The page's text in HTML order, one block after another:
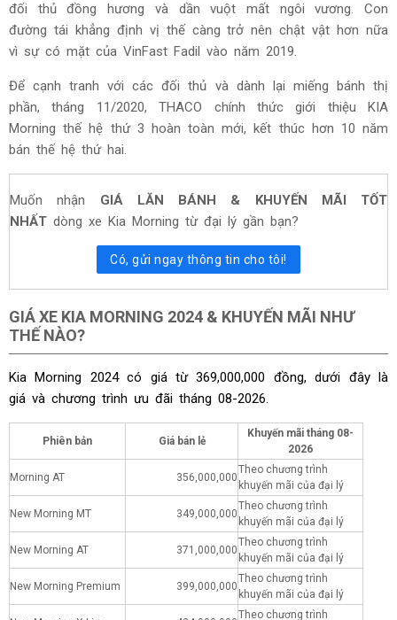
đối thủ đồng hương và dần vuột mất ngôi vương. Con
đường tái khẳng định vị thế càng trở nên chật vật hơn nữa
vì sự có mặt của VinFast Fadil vào năm 2019.
Để cạnh tranh với các đối thủ và dành lại miếng bánh thị
phần, tháng 11/2020, THACO chính thức giới thiệu KIA
Morning thế hệ thứ 3 hoàn toàn mới, kết thúc hơn 10 năm
bán thế hệ thứ hai.
Muốn nhận GIÁ LĂN BÁNH & KHUYẾN MÃI TỐT
NHẤT dòng xe Kia Morning từ đại lý gần bạn?
Có, gửi ngay thông tin cho tôi!
GIÁ XE KIA MORNING 2024 & KHUYẾN MÃI NHƯ
THẾ NÀO?
Kia Morning 2024 có giá từ 369,000,000 đồng, dưới đây là
giá và chương trình ưu đãi tháng 08-2026.
Phiên bản Giá bán lẻ
Khuyến mãi tháng 08-
2026
Morning AT 356,000,000
Theo chương trình
khuyến mãi của đại lý
New Morning MT 349,000,000
Theo chương trình
khuyến mãi của đại lý
New Morning AT 371,000,000
Theo chương trình
khuyến mãi của đại lý
New Morning Premium 399,000,000
Theo chương trình
khuyến mãi của đại lý
Theo chương trình